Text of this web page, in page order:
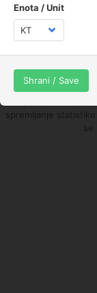
Enota / Unit
Shrani / Save
Spletna stran
spremljanje
se